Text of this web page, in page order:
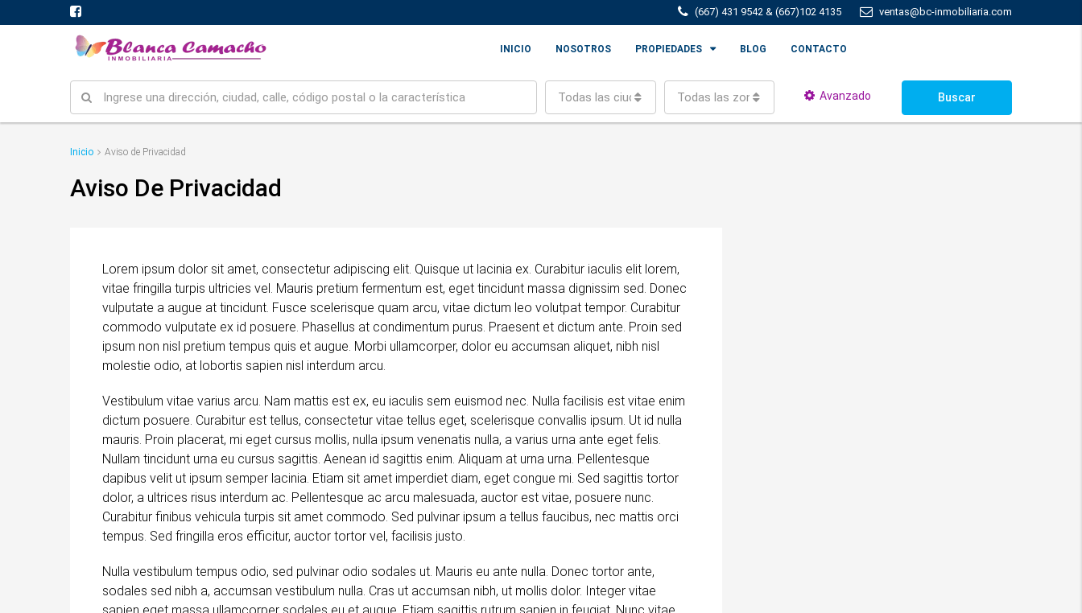
(667) 431 9542 & (667)102 4135 ventas@bc-inmobiliaria.com
INICIO NOSOTROS PROPIEDADES BLOG CONTACTO
Todas las ciudades Todas las zonas Avanzado Buscar
Inicio Aviso de Privacidad
Aviso De Privacidad
Lorem ipsum dolor sit amet, consectetur adipiscing elit. Quisque ut lacinia ex. Curabitur iaculis elit lorem,
vitae fringilla turpis ultricies vel. Mauris pretium fermentum est, eget tincidunt massa dignissim sed. Donec
vulputate a augue at tincidunt. Fusce scelerisque quam arcu, vitae dictum leo volutpat tempor. Curabitur
commodo vulputate ex id posuere. Phasellus at condimentum purus. Praesent et dictum ante. Proin sed
ipsum non nisl pretium tempus quis et augue. Morbi ullamcorper, dolor eu accumsan aliquet, nibh nisl
molestie odio, at lobortis sapien nisl interdum arcu.
Vestibulum vitae varius arcu. Nam mattis est ex, eu iaculis sem euismod nec. Nulla facilisis est vitae enim
dictum posuere. Curabitur est tellus, consectetur vitae tellus eget, scelerisque convallis ipsum. Ut id nulla
mauris. Proin placerat, mi eget cursus mollis, nulla ipsum venenatis nulla, a varius urna ante eget felis.
Nullam tincidunt urna eu cursus sagittis. Aenean id sagittis enim. Aliquam at urna urna. Pellentesque
dapibus velit ut ipsum semper lacinia. Etiam sit amet imperdiet diam, eget congue mi. Sed sagittis tortor
dolor, a ultrices risus interdum ac. Pellentesque ac arcu malesuada, auctor est vitae, posuere nunc.
Curabitur finibus vehicula turpis sit amet commodo. Sed pulvinar ipsum a tellus faucibus, nec mattis orci
tempus. Sed fringilla eros efficitur, auctor tortor vel, facilisis justo.
Nulla vestibulum tempus odio, sed pulvinar odio sodales ut. Mauris eu ante nulla. Donec tortor ante,
sodales sed nibh a, accumsan vestibulum nulla. Cras ut accumsan nibh, ut mollis dolor. Integer vitae